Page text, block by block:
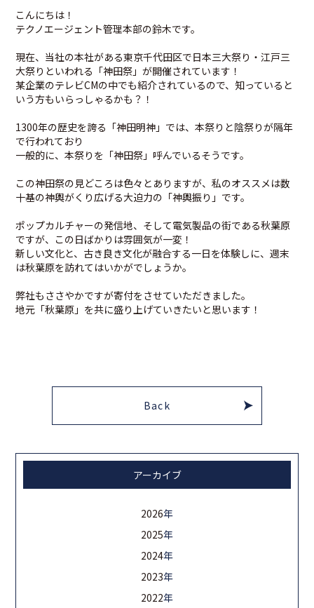
こんにちは！
テクノエージェント管理本部の鈴木です。
現在、当社の本社がある東京千代田区で日本三大祭り・江戸三
大祭りといわれる「神田祭」が開催されています！
某企業のテレビCMの中でも紹介されているので、知っていると
いう方もいらっしゃるかも？！
1300年の歴史を誇る「神田明神」では、本祭りと陰祭りが隔年
で行われており
一般的に、本祭りを「神田祭」呼んでいるそうです。
この神田祭の見どころは色々とありますが、私のオススメは数
十基の神輿がくり広げる大迫力の「神輿振り」です。
ポップカルチャーの発信地、そして電気製品の街である秋葉原
ですが、この日ばかりは雰囲気が一変！
新しい文化と、古き良き文化が融合する一日を体験しに、週末
は秋葉原を訪れてはいかがでしょうか。
弊社もささやかですが寄付をさせていただきました。
地元「秋葉原」を共に盛り上げていきたいと思います！
Back
アーカイブ
2026年
2025年
2024年
2023年
2022年